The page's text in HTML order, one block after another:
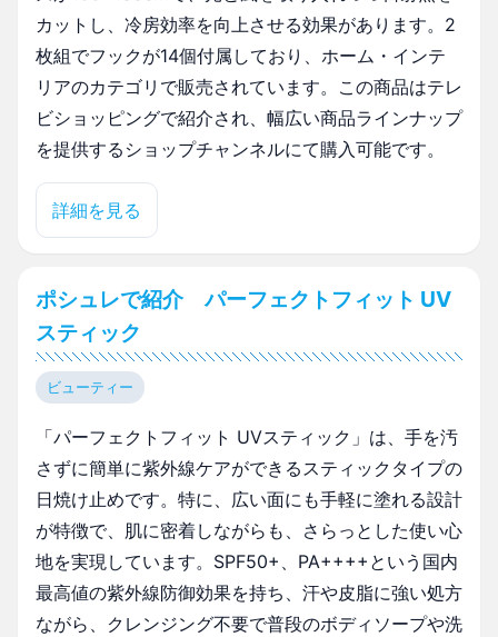
カットし、冷房効率を向上させる効果があります。2
枚組でフックが14個付属しており、ホーム・インテ
リアのカテゴリで販売されています。この商品はテレ
ビショッピングで紹介され、幅広い商品ラインナップ
を提供するショップチャンネルにて購入可能です。
詳細を見る
ポシュレで紹介 パーフェクトフィット UV
スティック
ビューティー
「パーフェクトフィット UVスティック」は、手を汚
さずに簡単に紫外線ケアができるスティックタイプの
日焼け止めです。特に、広い面にも手軽に塗れる設計
が特徴で、肌に密着しながらも、さらっとした使い心
地を実現しています。SPF50+、PA++++という国内
最高値の紫外線防御効果を持ち、汗や皮脂に強い処方
ながら、クレンジング不要で普段のボディソープや洗